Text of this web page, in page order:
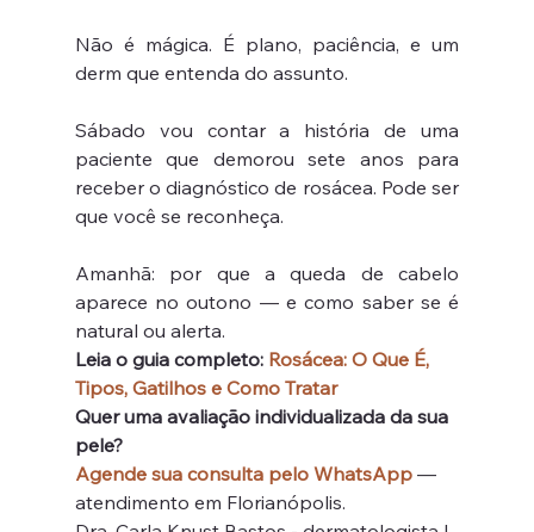
Não é mágica. É plano, paciência, e um
derm que entenda do assunto.
Sábado vou contar a história de uma
paciente que demorou sete anos para
receber o diagnóstico de rosácea. Pode ser
que você se reconheça.
Amanhã: por que a queda de cabelo
aparece no outono — e como saber se é
natural ou alerta.
Leia o guia completo: Rosácea: O Que É,
Tipos, Gatilhos e Como Tratar
Quer uma avaliação individualizada da sua
pele?
Agende sua consulta pelo WhatsApp —
atendimento em Florianópolis.